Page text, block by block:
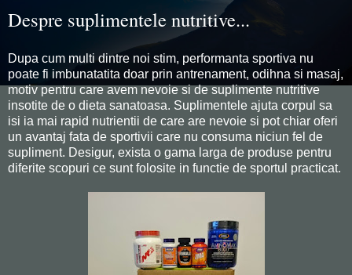
Despre suplimentele nutritive...
Dupa cum multi dintre noi stim, performanta sportiva nu
poate fi imbunatatita doar prin antrenament, odihna si masaj,
motiv pentru care avem nevoie si de suplimente nutritive
insotite de o dieta sanatoasa. Suplimentele ajuta corpul sa
isi ia mai rapid nutrientii de care are nevoie si pot chiar oferi
un avantaj fata de sportivii care nu consuma niciun fel de
supliment. Desigur, exista o gama larga de produse pentru
diferite scopuri ce sunt folosite in functie de sportul practicat.